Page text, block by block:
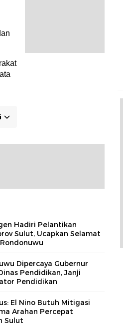
Hadiri Pelantikan
Sulut, Ucapkan Selamat
Dipercaya Gubernur
Pendidikan, Janji
Pendidikan
El Nino Butuh Mitigasi
Arahan Percepat
Sulut